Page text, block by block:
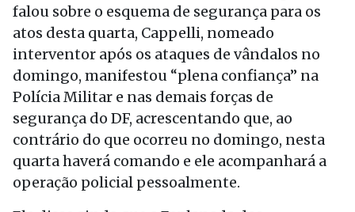
falou sobre o esquema de segurança para os
atos desta quarta, Cappelli, nomeado
interventor após os ataques de vândalos no
domingo, manifestou “plena confiança” na
Polícia Militar e nas demais forças de
segurança do DF, acrescentando que, ao
contrário do que ocorreu no domingo, nesta
quarta haverá comando e ele acompanhará a
operação policial pessoalmente.